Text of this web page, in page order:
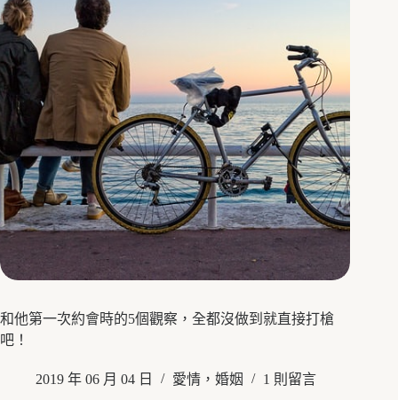
和他第一次約會時的5個觀察，全都沒做到就直接打槍
吧！
2019 年 06 月 04 日 愛情，婚姻 1 則留言